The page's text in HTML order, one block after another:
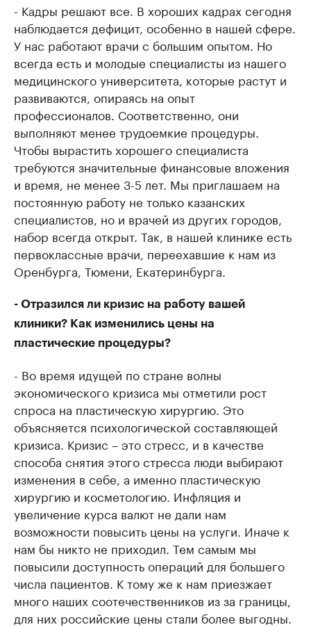
- Кадры решают все. В хороших кадрах сегодня
наблюдается дефицит, особенно в нашей сфере.
У нас работают врачи с большим опытом. Но
всегда есть и молодые специалисты из нашего
медицинского университета, которые растут и
развиваются, опираясь на опыт
профессионалов. Соответственно, они
выполняют менее трудоемкие процедуры.
Чтобы вырастить хорошего специалиста
требуются значительные финансовые вложения
и время, не менее 3-5 лет. Мы приглашаем на
постоянную работу не только казанских
специалистов, но и врачей из других городов,
набор всегда открыт. Так, в нашей клинике есть
первоклассные врачи, переехавшие к нам из
Оренбурга, Тюмени, Екатеринбурга.
- Отразился ли кризис на работу вашей
клиники? Как изменились цены на
пластические процедуры?
- Во время идущей по стране волны
экономического кризиса мы отметили рост
спроса на пластическую хирургию. Это
объясняется психологической составляющей
кризиса. Кризис – это стресс, и в качестве
способа снятия этого стресса люди выбирают
изменения в себе, а именно пластическую
хирургию и косметологию. Инфляция и
увеличение курса валют не дали нам
возможности повысить цены на услуги. Иначе к
нам бы никто не приходил. Тем самым мы
повысили доступность операций для большего
числа пациентов. К тому же к нам приезжает
много наших соотечественников из за границы,
для них российские цены стали более выгодны.